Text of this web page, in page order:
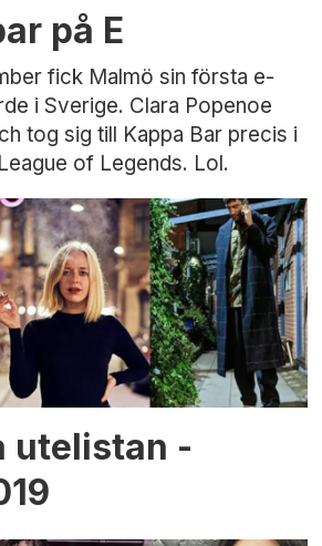
på E
fick Malmö sin första e-
i Sverige. Clara Popenoe
tog sig till Kappa Bar precis i
of Legends. Lol.
utelistan -